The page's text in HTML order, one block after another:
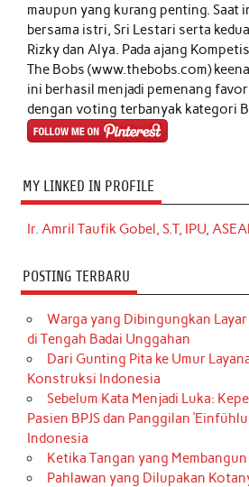
maupun yang kurang penting. Saat
bersama istri, Sri Lestari serta
Rizky dan Alya. Pada ajang
The Bobs (www.thebobs.com)
ini berhasil menjadi pemenang
dengan voting terbanyak kategori
MY LINKED IN PROFILE
Ir. Amril Taufik Gobel, S.T, IPU,
POSTING TERBARU
Warga yang Dibingungkan Layar
di Tengah Badai Unggahan
Dari Gunting Pita ke Umur
Konstruksi Indonesia
Sebelum Kata Menjadi Luka:
Pasien BPJS dan Panggilan
Indonesia
Ketika Tangan yang
Pahlawan yang Dilupakan